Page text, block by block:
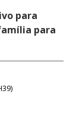
para
para
)